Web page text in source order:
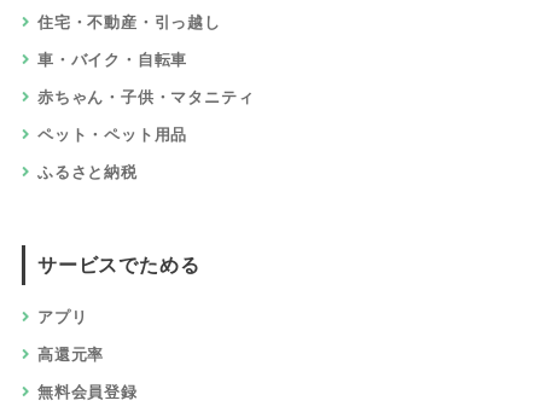
住宅・不動産・引っ越し
車・バイク・自転車
赤ちゃん・子供・マタニティ
ペット・ペット用品
ふるさと納税
サービスでためる
アプリ
高還元率
無料会員登録